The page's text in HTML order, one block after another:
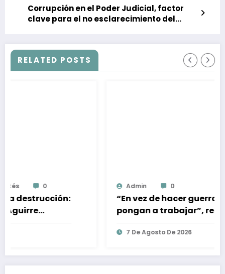
Corrupción en el Poder Judicial, factor
clave para el no esclarecimiento del
RELATED POSTS
“En vez de hacer guerra sucia, que se
pongan a trabajar”, responde Beatriz
Mojica ante ataques en redes
7 De Agosto De 2026